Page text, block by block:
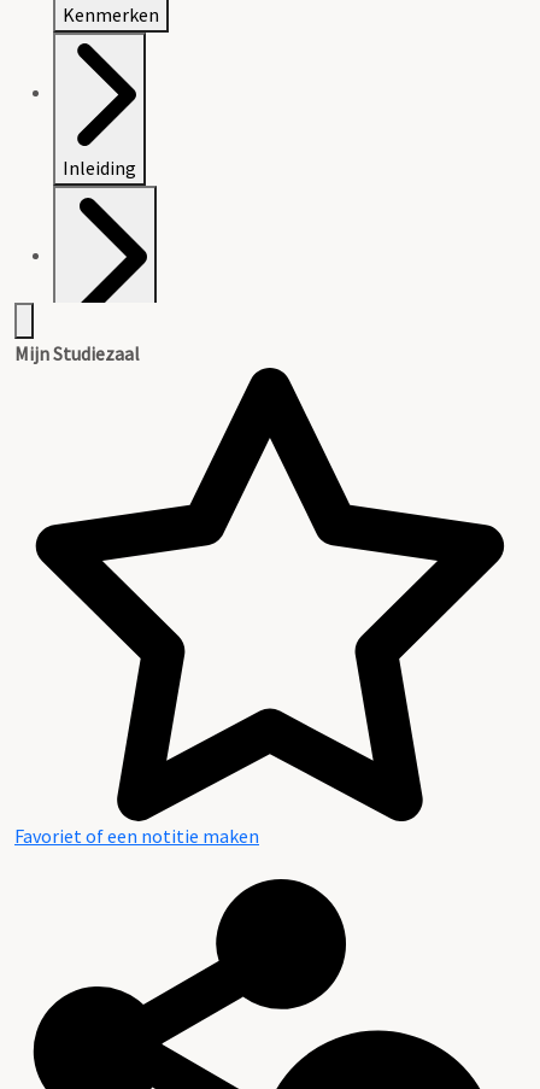
Kenmerken
Inleiding
Mijn Studiezaal
Favoriet of een notitie maken